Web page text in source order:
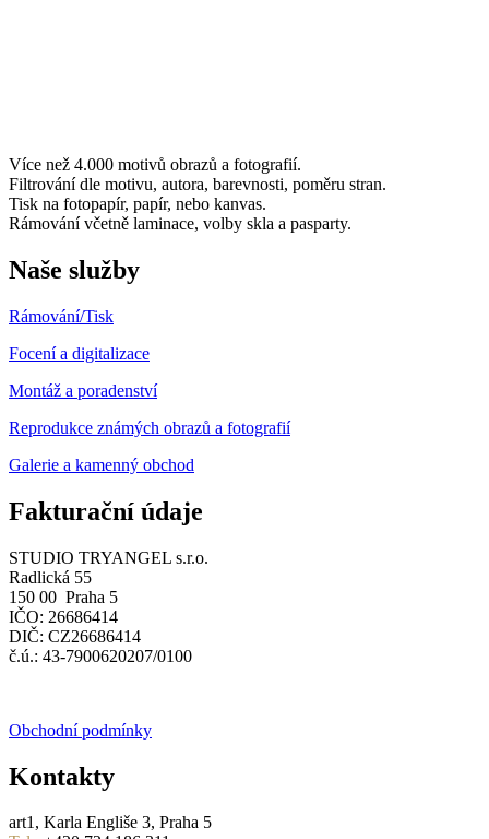
Více než 4.000 motivů obrazů a fotografií.
Filtrování dle motivu, autora, barevnosti, poměru stran.
Tisk na fotopapír, papír, nebo kanvas.
Rámování včetně laminace, volby skla a pasparty.
Naše služby
Rámování/Tisk
Focení a digitalizace
Montáž a poradenství
Reprodukce známých obrazů a fotografií
Galerie a kamenný obchod
Fakturační údaje
STUDIO TRYANGEL s.r.o.
Radlická 55
150 00 Praha 5
IČO: 26686414
DIČ: CZ26686414
č.ú.: 43-7900620207/0100
Obchodní podmínky
Kontakty
art1, Karla Engliše 3, Praha 5